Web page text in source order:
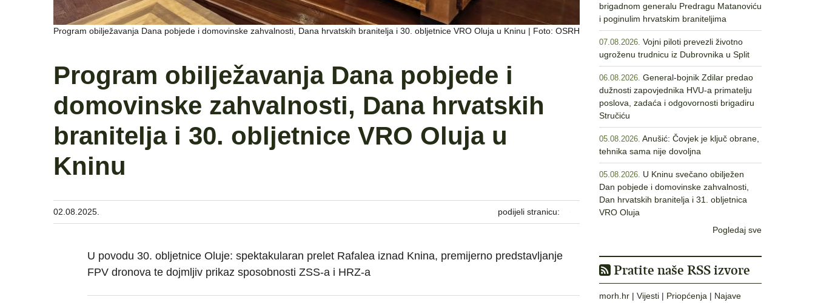
Program obilježavanja Dana pobjede i domovinske zahvalnosti, Dana hrvatskih branitelja i 30. obljetnice VRO Oluja u Kninu | Foto: OSRH
Program obilježavanja Dana pobjede i
domovinske zahvalnosti, Dana hrvatskih
branitelja i 30. obljetnice VRO Oluja u
Kninu
02.08.2025. podijeli stranicu:
U povodu 30. obljetnice Oluje: spektakularan prelet Rafalea iznad Knina, premijerno predstavljanje
FPV dronova te dojmljiv prikaz sposobnosti ZSS-a i HRZ-a
brigadnom generalu Predragu Matanoviću
i poginulim hrvatskim braniteljima
07.08.2026. Vojni piloti prevezli životno
ugroženu trudnicu iz Dubrovnika u Split
06.08.2026. General-bojnik Zdilar predao
dužnosti zapovjednika HVU-a primatelju
poslova, zadaća i odgovornosti brigadiru
Stručiću
05.08.2026. Anušić: Čovjek je ključ obrane,
tehnika sama nije dovoljna
05.08.2026. U Kninu svečano obilježen
Dan pobjede i domovinske zahvalnosti,
Dan hrvatskih branitelja i 31. obljetnica
VRO Oluja
Pogledaj sve
Pratite naše RSS izvore
morh.hr | Vijesti | Priopćenja | Najave